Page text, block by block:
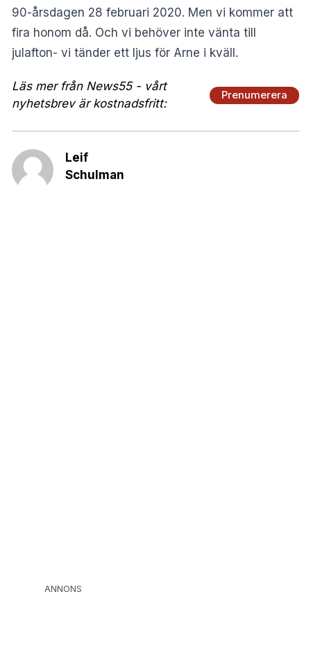
90-årsdagen 28 februari 2020. Men vi kommer att
fira honom då. Och vi behöver inte vänta till
julafton- vi tänder ett ljus för Arne i kväll.
Läs mer från News55 - vårt
nyhetsbrev är kostnadsfritt:
Prenumerera
Leif
Schulman
ANNONS